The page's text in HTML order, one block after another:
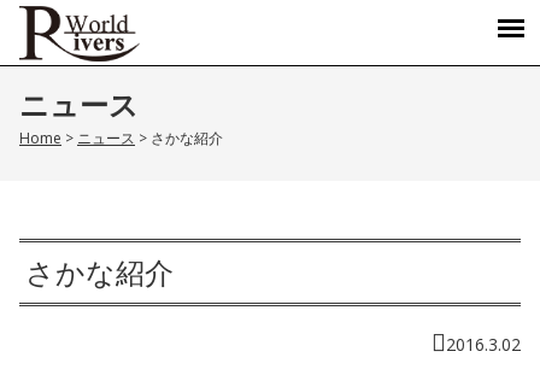
ニュース
Home > ニュース > さかな紹介
さかな紹介
2016.3.02